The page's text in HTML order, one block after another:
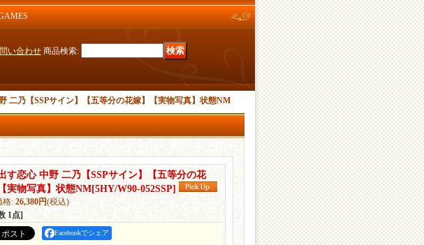
い合わせ 商品検索:
二乃【SSPサイン】【五等分の花嫁】【実物写真】状態NM
す恋心 中野 二乃【SSPサイン】【五等分の花
実物写真】状態NM[5HY/W90-052SSP]
格: 26,380円(税込)
1点]
Facebookでシェア